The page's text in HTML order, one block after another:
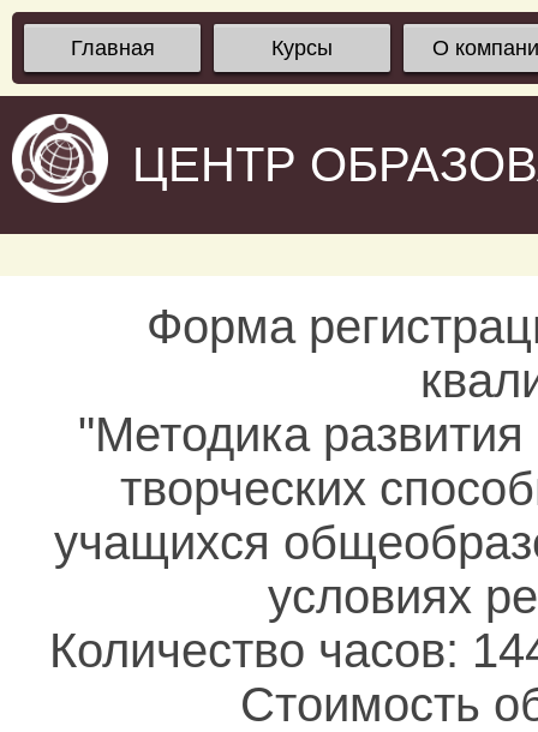
Главная Курсы О
ЦЕНТР
Форма
"Методика
творческих
учащихся
условиях
Количество часов:
Стоимость